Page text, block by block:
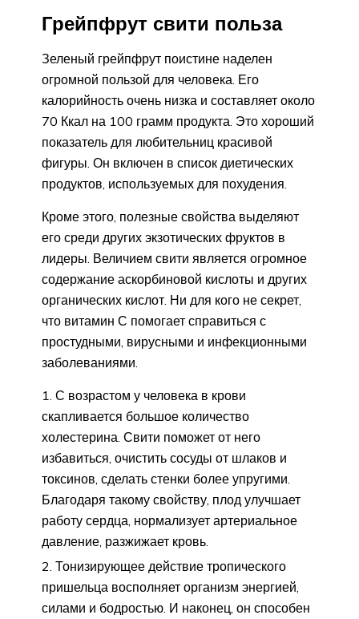
Грейпфрут свити польза
Зеленый грейпфрут поистине наделен
огромной пользой для человека. Его
калорийность очень низка и составляет около
70 Ккал на 100 грамм продукта. Это хороший
показатель для любительниц красивой
фигуры. Он включен в список диетических
продуктов, используемых для похудения.
Кроме этого, полезные свойства выделяют
его среди других экзотических фруктов в
лидеры. Величием свити является огромное
содержание аскорбиновой кислоты и других
органических кислот. Ни для кого не секрет,
что витамин С помогает справиться с
простудными, вирусными и инфекционными
заболеваниями.
С возрастом у человека в крови
скапливается большое количество
холестерина. Свити поможет от него
избавиться, очистить сосуды от шлаков и
токсинов, сделать стенки более упругими.
Благодаря такому свойству, плод улучшает
работу сердца, нормализует артериальное
давление, разжижает кровь.
Тонизирующее действие тропического
пришельца восполняет организм энергией,
силами и бодростью. И наконец, он способен